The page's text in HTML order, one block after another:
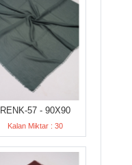
RENK-57 - 90X90
Kalan Miktar : 30